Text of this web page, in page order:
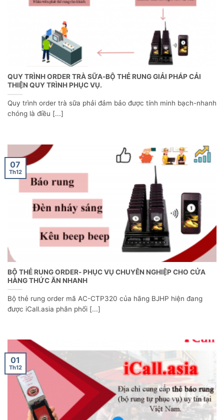
QUY TRÌNH ORDER TRÀ SỮA-BỘ THẺ RUNG GIẢI PHÁP CẢI
THIỆN QUY TRÌNH PHỤC VỤ.
Quy trình order trà sữa phải đảm bảo được tính minh bạch-nhanh
chóng là điều [...]
BỘ THẺ RUNG ORDER- PHỤC VỤ CHUYÊN NGHIỆP CHO CỬA
HÀNG THỨC ĂN NHANH
Bộ thẻ rung order mã AC-CTP320 của hãng BJHP hiện đang
được iCall.asia phân phối [...]
07
Th12
01
Th12